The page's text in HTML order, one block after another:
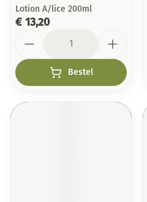
Lotion A/lice 200ml
€ 13,20
Bestel